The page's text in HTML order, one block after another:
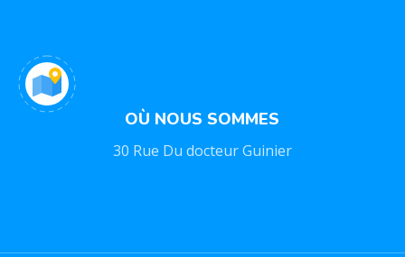
OÙ NOUS SOMMES
30 Rue Du docteur Guinier